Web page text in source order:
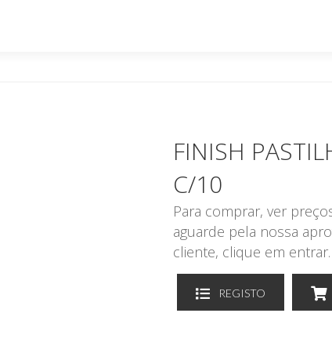
FINISH
C/10
Para comprar, ver
aguarde pela nossa
cliente, clique em entrar.
REGISTO